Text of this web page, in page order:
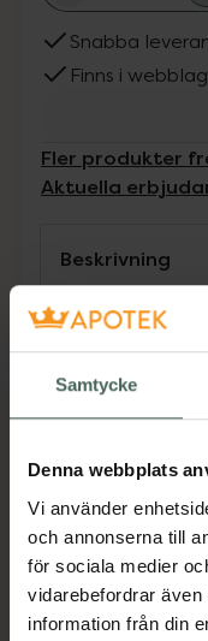
Samtycke
Denna webbplats
Vi använder
och annonserna till
för sociala medier
vidarebefordrar
information från din
Snabba
Finns i
Fler produkter
Aktuella
Beskrivning
Tillför lätt och
volym.
effektivt
fönstylning
EAN:
Kategorier:
Hårolja och
Värmeskydd